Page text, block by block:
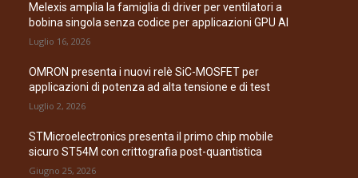
Melexis amplia la famiglia di driver per ventilatori a
bobina singola senza codice per applicazioni GPU AI
Luglio 16, 2026
OMRON presenta i nuovi relè SiC-MOSFET per
applicazioni di potenza ad alta tensione e di test
Luglio 2, 2026
STMicroelectronics presenta il primo chip mobile
sicuro ST54M con crittografia post-quantistica
Giugno 25, 2026